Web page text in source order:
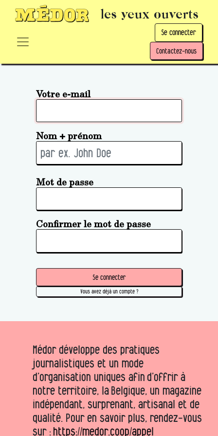
les yeux ouverts
Se connecter
Contactez-nous
Votre e-mail
Nom + prénom
Mot de passe
Confirmer le mot de passe
Se connecter
Vous avez déjà un compte ?
Médor développe des pratiques
journalistiques et un mode
d’organisation uniques afin d’offrir à
notre territoire, la Belgique, un magazine
indépendant, surprenant, artisanal et de
qualité. Pour en savoir plus, rendez-vous
sur : https://medor.coop/appel